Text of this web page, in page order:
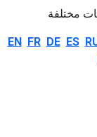
EN FR DE ES